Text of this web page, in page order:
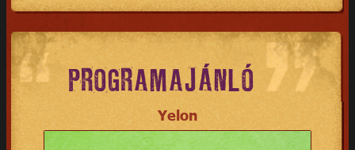
PROGRAMAJÁNLÓ
Yelon